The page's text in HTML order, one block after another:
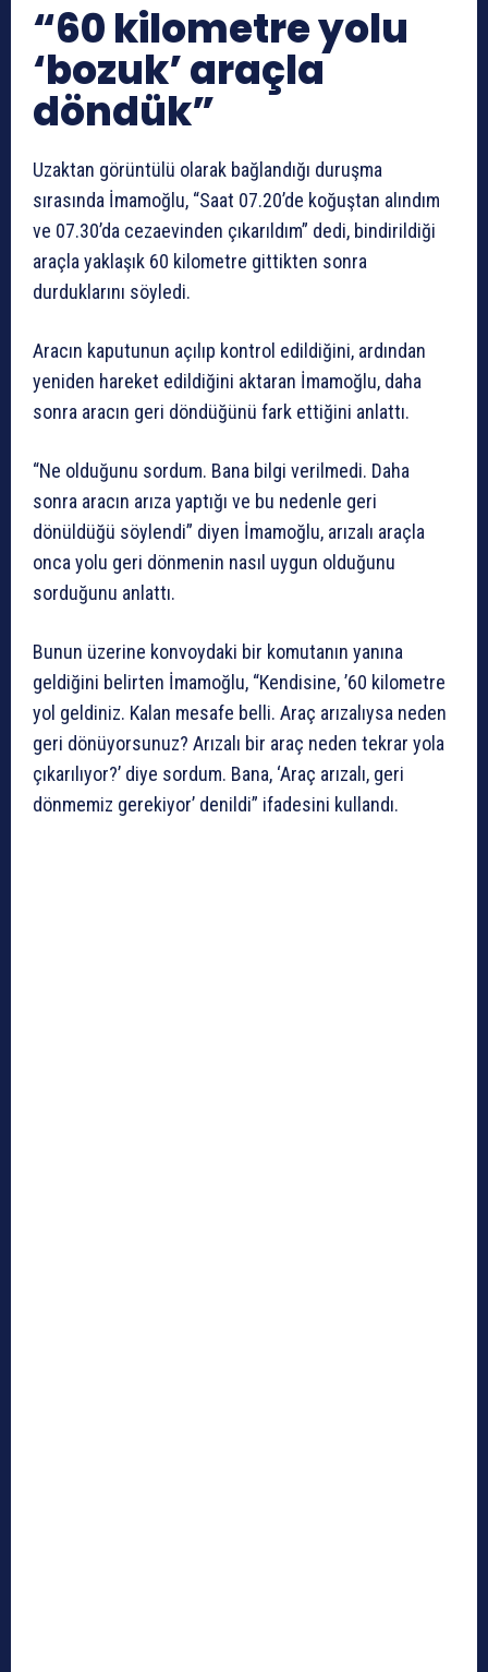
“60 kilometre yolu
‘bozuk’ araçla
döndük”
Uzaktan görüntülü olarak bağlandığı duruşma
sırasında İmamoğlu, “Saat 07.20’de koğuştan alındım
ve 07.30’da cezaevinden çıkarıldım” dedi, bindirildiği
araçla yaklaşık 60 kilometre gittikten sonra
durduklarını söyledi.
Aracın kaputunun açılıp kontrol edildiğini, ardından
yeniden hareket edildiğini aktaran İmamoğlu, daha
sonra aracın geri döndüğünü fark ettiğini anlattı.
“Ne olduğunu sordum. Bana bilgi verilmedi. Daha
sonra aracın arıza yaptığı ve bu nedenle geri
dönüldüğü söylendi” diyen İmamoğlu, arızalı araçla
onca yolu geri dönmenin nasıl uygun olduğunu
sorduğunu anlattı.
Bunun üzerine konvoydaki bir komutanın yanına
geldiğini belirten İmamoğlu, “Kendisine, ’60 kilometre
yol geldiniz. Kalan mesafe belli. Araç arızalıysa neden
geri dönüyorsunuz? Arızalı bir araç neden tekrar yola
çıkarılıyor?’ diye sordum. Bana, ‘Araç arızalı, geri
dönmemiz gerekiyor’ denildi” ifadesini kullandı.